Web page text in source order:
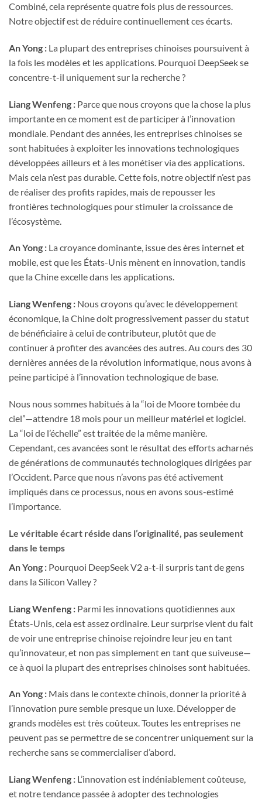
Combiné, cela représente quatre fois plus de ressources.
Notre objectif est de réduire continuellement ces écarts.
An Yong : La plupart des entreprises chinoises poursuivent à
la fois les modèles et les applications. Pourquoi DeepSeek se
concentre-t-il uniquement sur la recherche ?
Liang Wenfeng : Parce que nous croyons que la chose la plus
importante en ce moment est de participer à l’innovation
mondiale. Pendant des années, les entreprises chinoises se
sont habituées à exploiter les innovations technologiques
développées ailleurs et à les monétiser via des applications.
Mais cela n’est pas durable. Cette fois, notre objectif n’est pas
de réaliser des profits rapides, mais de repousser les
frontières technologiques pour stimuler la croissance de
l’écosystème.
An Yong : La croyance dominante, issue des ères internet et
mobile, est que les États-Unis mènent en innovation, tandis
que la Chine excelle dans les applications.
Liang Wenfeng : Nous croyons qu’avec le développement
économique, la Chine doit progressivement passer du statut
de bénéficiaire à celui de contributeur, plutôt que de
continuer à profiter des avancées des autres. Au cours des 30
dernières années de la révolution informatique, nous avons à
peine participé à l’innovation technologique de base.
Nous nous sommes habitués à la “loi de Moore tombée du
ciel”—attendre 18 mois pour un meilleur matériel et logiciel.
La “loi de l’échelle” est traitée de la même manière.
Cependant, ces avancées sont le résultat des efforts acharnés
de générations de communautés technologiques dirigées par
l’Occident. Parce que nous n’avons pas été activement
impliqués dans ce processus, nous en avons sous-estimé
l’importance.
Le véritable écart réside dans l’originalité, pas seulement
dans le temps
An Yong : Pourquoi DeepSeek V2 a-t-il surpris tant de gens
dans la Silicon Valley ?
Liang Wenfeng : Parmi les innovations quotidiennes aux
États-Unis, cela est assez ordinaire. Leur surprise vient du fait
de voir une entreprise chinoise rejoindre leur jeu en tant
qu’innovateur, et non pas simplement en tant que suiveuse—
ce à quoi la plupart des entreprises chinoises sont habituées.
An Yong : Mais dans le contexte chinois, donner la priorité à
l’innovation pure semble presque un luxe. Développer de
grands modèles est très coûteux. Toutes les entreprises ne
peuvent pas se permettre de se concentrer uniquement sur la
recherche sans se commercialiser d’abord.
Liang Wenfeng : L’innovation est indéniablement coûteuse,
et notre tendance passée à adopter des technologies